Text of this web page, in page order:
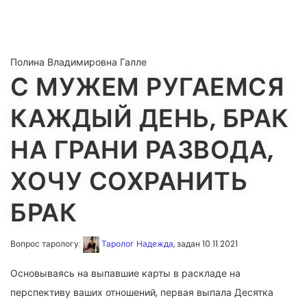
Полина Владимировна Галле
С МУЖЕМ РУГАЕМСЯ
КАЖДЫЙ ДЕНЬ, БРАК
НА ГРАНИ РАЗВОДА,
ХОЧУ СОХРАНИТЬ
БРАК
Вопрос тарологу: Таролог Надежда, задан 10.11.2021
Основываясь на выпавшие карты в раскладе на
перспективу ваших отношений, первая выпала Десятка